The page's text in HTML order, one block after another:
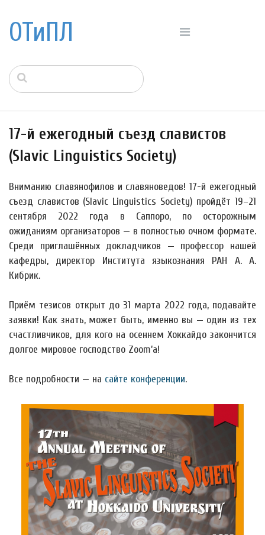
ОТиПЛ
17-й ежегодный съезд славистов
(Slavic Linguistics Society)
Вниманию славянофилов и славяноведов! 17-й ежегодный
съезд славистов (Slavic Linguistics Society) пройдёт 19–21
сентября 2022 года в Саппоро, по осторожным
ожиданиям организаторов — в полностью очном формате.
Среди приглашённых докладчиков — профессор нашей
кафедры, директор Института языкознания РАН А. А.
Кибрик.
Приём тезисов открыт до 31 марта 2022 года, подавайте
заявки! Как знать, может быть, именно вы — один из тех
счастливчиков, для кого на осеннем Хоккайдо закончится
долгое мировое господство Zoom’а!
Все подробности — на сайте конференции.